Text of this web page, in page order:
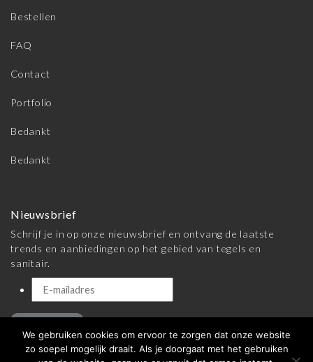
Bestellen
FAQ
Contact
Portfolio
Bedankt
Bedankt
Nieuwsbrief
Schrijf je in op onze nieuwsbrief en ontvang de laatste
trends en aanbiedingen op het gebied van tegels en
sanitair.
We gebruiken cookies om ervoor te zorgen dat onze website
zo soepel mogelijk draait. Als je doorgaat met het gebruiken